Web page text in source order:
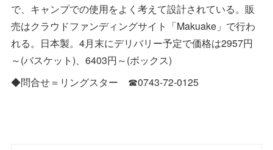
で、キャンプでの使用をよく考えて設計されている。販
売はクラウドファンディングサイト「Makuake」で行わ
れる。日本製。4月末にデリバリー予定で価格は2957円
～(バスケット)、6403円～(ボックス)
◆問合せ＝リングスター ☎0743‐72‐0125